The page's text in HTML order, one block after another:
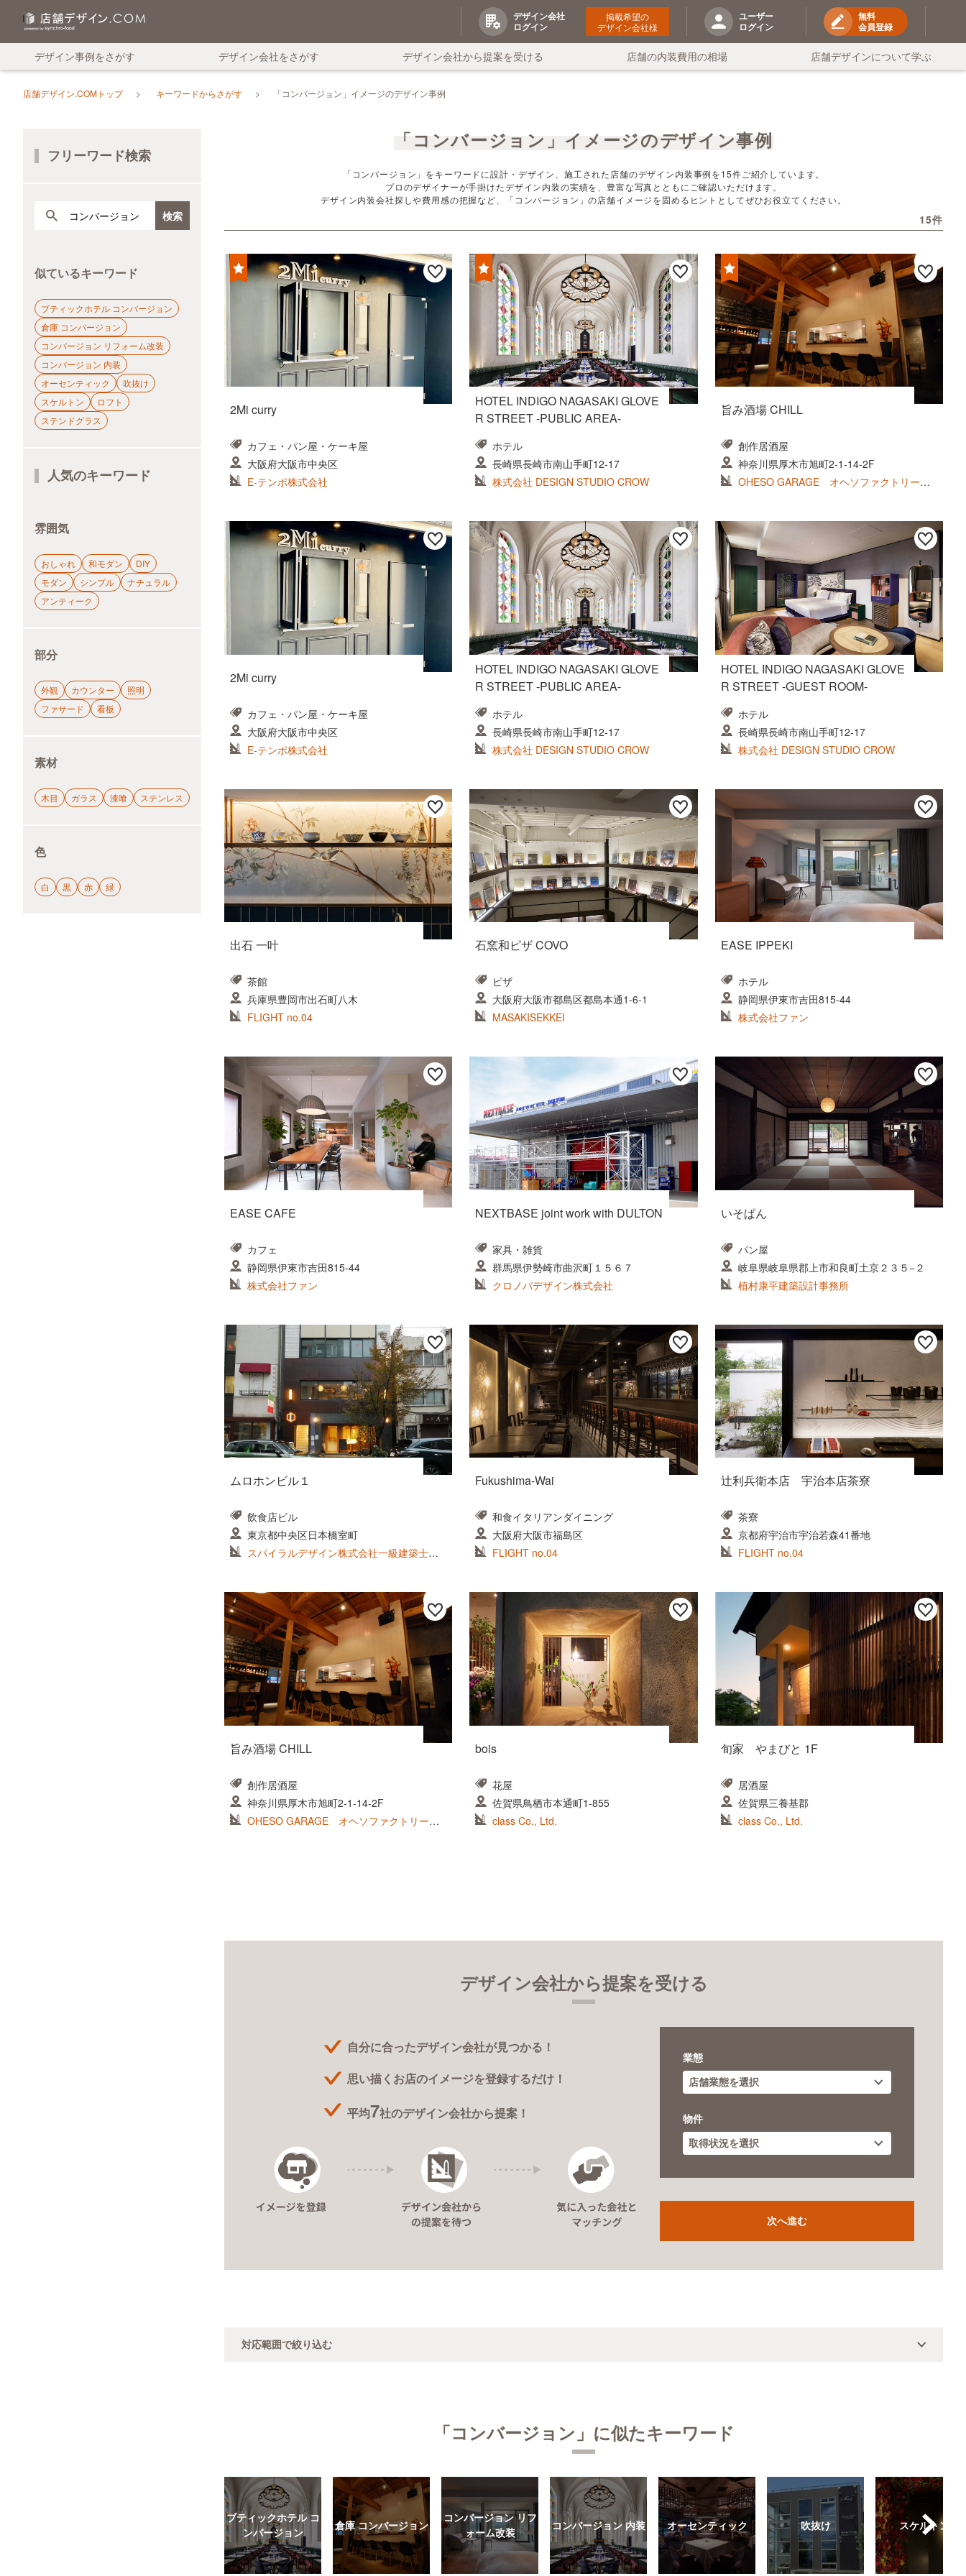
デザイン会社
ログイン
掲載希望の
デザイン会社様
ユーザー
ログイン
無料
会員登録
デザイン事例をさがす デザイン会社をさがす デザイン会社から提案を受ける 店舗の内装費用の相場 店舗デザインについて学ぶ
店舗デザイン.COMトップ キーワードからさがす 「コンバージョン」イメージのデザイン事例
フリーワード検索
似ているキーワード
ブティックホテル コンバージョン
倉庫 コンバージョン
コンバージョン リフォーム改装
コンバージョン 内装
オーセンティック
吹抜け
スケルトン
ロフト
ステンドグラス
人気のキーワード
雰囲気
おしゃれ 和モダン
DIY
モダン
シンプル
ナチュラル
アンティーク
部分
外観 カウンター
照明
ファサード
看板
素材
木目 ガラス 漆喰 ステンレス
色
白 黒 赤 緑
「コンバージョン」イメージのデザイン事例
「コンバージョン」をキーワードに設計・デザイン、施工された店舗のデザイン内装事例を15件ご紹介しています。
プロのデザイナーが手掛けたデザイン内装の実績を、豊富な写真とともにご確認いただけます。
デザイン内装会社探しや費用感の把握など、「コンバージョン」の店舗イメージを固めるヒントとしてぜひお役立てください。
15件
2Mi curry
カフェ・パン屋・ケーキ屋
大阪府大阪市中央区
E-テンポ株式会社
HOTEL INDIGO NAGASAKI GLOVE
R STREET -PUBLIC AREA-
ホテル
長崎県長崎市南山手町12-17
株式会社 DESIGN STUDIO CROW
旨み酒場 CHILL
創作居酒屋
神奈川県厚木市旭町2-1-14-2F
OHESO GARAGE オヘソファクトリー株
2Mi curry
カフェ・パン屋・ケーキ屋
大阪府大阪市中央区
E-テンポ株式会社
HOTEL INDIGO NAGASAKI GLOVE
R STREET -PUBLIC AREA-
ホテル
長崎県長崎市南山手町12-17
株式会社 DESIGN STUDIO CROW
HOTEL INDIGO NAGASAKI GLOVE
R STREET -GUEST ROOM-
ホテル
長崎県長崎市南山手町12-17
株式会社 DESIGN STUDIO CROW
出石 一叶
茶館
兵庫県豊岡市出石町八木
FLIGHT no.04
石窯和ピザ COVO
ピザ
大阪府大阪市都島区都島本通1-6-1
MASAKISEKKEI
EASE IPPEKI
ホテル
静岡県伊東市吉田815-44
株式会社ファン
EASE CAFE
カフェ
静岡県伊東市吉田815-44
株式会社ファン
NEXTBASE joint work with DULTON
家具・雑貨
群馬県伊勢崎市曲沢町１５６７
クロノバデザイン株式会社
いそぱん
パン屋
岐阜県岐阜県郡上市和良町土京２３５−２
植村康平建築設計事務所
ムロホンビル１
飲食店ビル
東京都中央区日本橋室町
スパイラルデザイン株式会社一級建築士事
Fukushima-Wai
和食イタリアンダイニング
大阪府大阪市福島区
FLIGHT no.04
辻利兵衛本店 宇治本店茶寮
茶寮
京都府宇治市宇治若森41番地
FLIGHT no.04
旨み酒場 CHILL
創作居酒屋
神奈川県厚木市旭町2-1-14-2F
OHESO GARAGE オヘソファクトリー株
bois
花屋
佐賀県鳥栖市本通町1-855
class Co., Ltd.
旬家 やまびと 1F
居酒屋
佐賀県三養基郡
class Co., Ltd.
デザイン会社から提案を受ける
自分に合ったデザイン会社が見つかる！
思い描くお店のイメージを登録するだけ！
平均7社のデザイン会社から提案！
業態
物件
対応範囲で絞り込む
「コンバージョン」に似たキーワード
ブティックホテル コ
ンバージョン
倉庫 コンバージョン
コンバージョン リフ
ォーム改装
コンバージョン 内装 オーセンティック 吹抜け スケルトン